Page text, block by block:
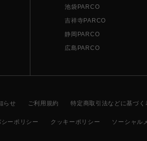
池袋PARCO
吉祥寺PARCO
静岡PARCO
広島PARCO
らせ ご利用規約 特定商取引法などに基づく
ーポリシー クッキーポリシー ソーシャル